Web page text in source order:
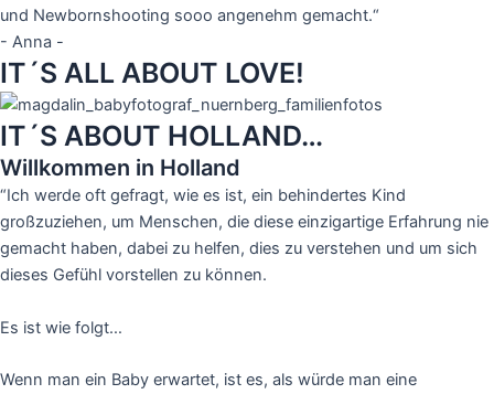
und Newbornshooting sooo angenehm gemacht.“
- Anna -
IT´S ALL ABOUT LOVE!
IT´S ABOUT HOLLAND…
Willkommen in Holland
“Ich werde oft gefragt, wie es ist, ein behindertes Kind
großzuziehen, um Menschen, die diese einzigartige Erfahrung nie
gemacht haben, dabei zu helfen, dies zu verstehen und um sich
dieses Gefühl vorstellen zu können.
Es ist wie folgt…
Wenn man ein Baby erwartet, ist es, als würde man eine